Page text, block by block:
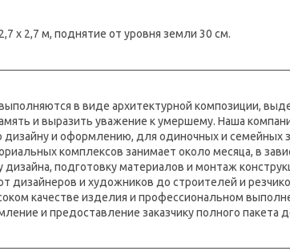
х 2,7 м, поднятие от уровня земли 30 см.
в виде архитектурной композиции,
и выразить уважение к умершему. Наша
и оформлению, для одиночных и семейных
комплексов занимает около месяца, в
подготовку материалов и монтаж
дизайнеров и художников до строителей и
качестве изделия и профессиональном
и предоставление заказчику полного пакета